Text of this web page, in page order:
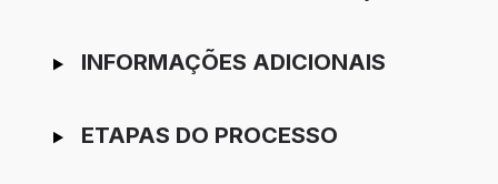
INFORMAÇÕES ADICIONAIS
ETAPAS DO PROCESSO